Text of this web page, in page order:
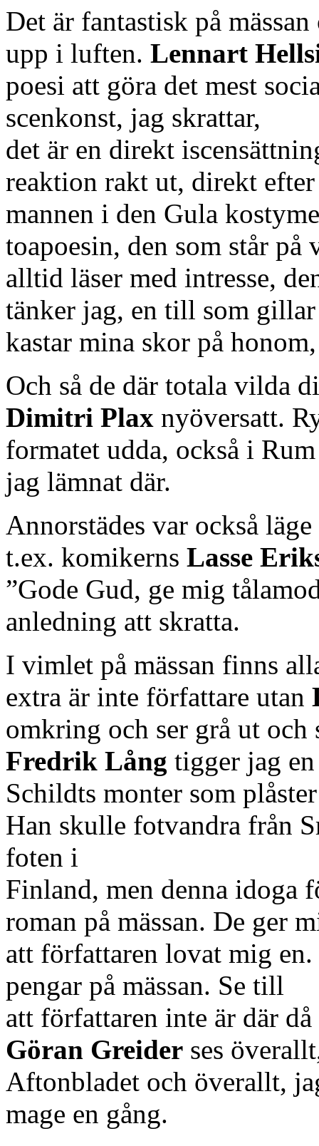
Det är fantastisk på
upp i luften. Lennart
poesi att göra det mest
scenkonst, jag skrattar,
det är en direkt
reaktion rakt ut, direkt
mannen i den Gula
toapoesin, den som står på
alltid läser med intresse,
tänker jag, en till som gillar
kastar mina skor på
Och så de där totala vilda
Dimitri Plax nyöversatt.
formatet udda, också i
jag lämnat där.
Annorstädes var också
t.ex. komikerns Lasse
”Gode Gud, ge mig
anledning att skratta.
I vimlet på mässan finns
extra är inte författare utan
omkring och ser grå ut och
Fredrik Lång tigger jag
Schildts monter som
Han skulle fotvandra från
foten i
Finland, men denna idoga
roman på mässan. De ger
att författaren lovat mig
pengar på mässan. Se till
att författaren inte är där
Göran Greider ses
Aftonbladet och överallt,
mage en gång.